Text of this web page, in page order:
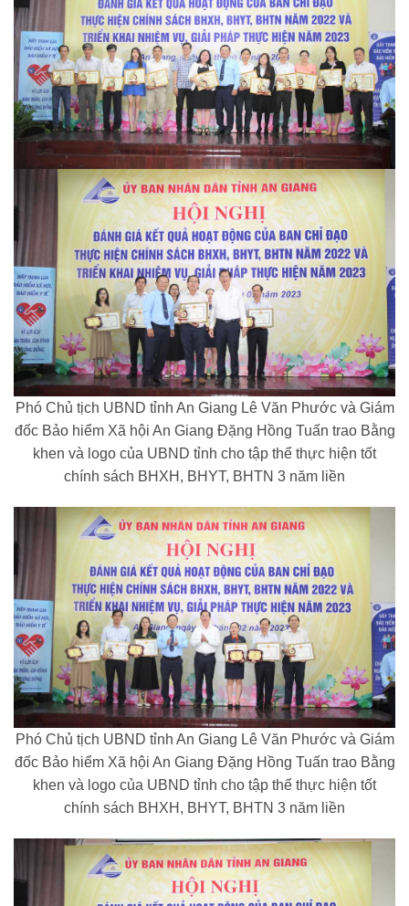
Phó Chủ tịch UBND tỉnh An Giang Lê Văn Phước và Giám
đốc Bảo hiểm Xã hội An Giang Đặng Hồng Tuấn trao Bằng
khen và logo của UBND tỉnh cho tập thể thực hiện tốt
chính sách BHXH, BHYT, BHTN 3 năm liền
Phó Chủ tịch UBND tỉnh An Giang Lê Văn Phước và Giám
đốc Bảo hiểm Xã hội An Giang Đặng Hồng Tuấn trao Bằng
khen và logo của UBND tỉnh cho tập thể thực hiện tốt
chính sách BHXH, BHYT, BHTN 3 năm liền